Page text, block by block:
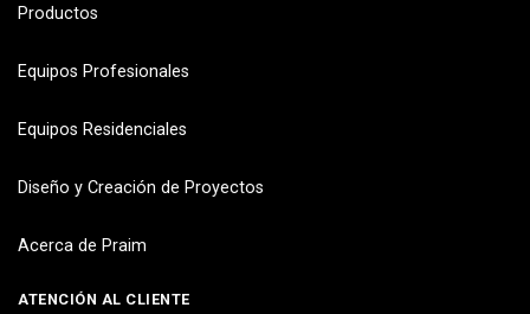
Productos
Equipos Profesionales
Equipos Residenciales
Diseño y Creación de Proyectos
Acerca de Praim
ATENCIÓN AL CLIENTE